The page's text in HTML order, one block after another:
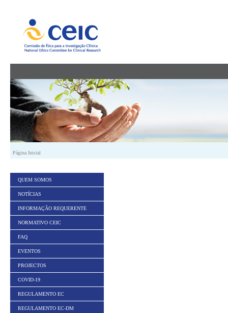
Página Inicial
QUEM SOMOS
NOTÍCIAS
INFORMAÇÃO REQUERENTE
NORMATIVO CEIC
FAQ
EVENTOS
PROJECTOS
COVID-19
REGULAMENTO EC
REGULAMENTO EC-DM